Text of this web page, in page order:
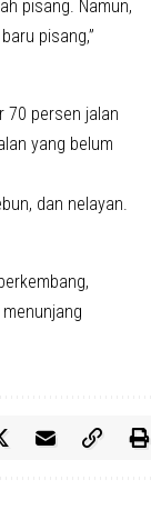
pisang. Namun,
pisang,”
70 persen jalan
yang belum
dan nelayan.